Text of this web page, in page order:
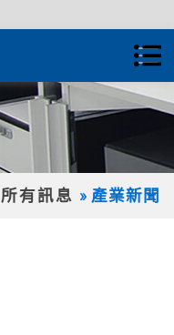
所有訊息 產業新聞